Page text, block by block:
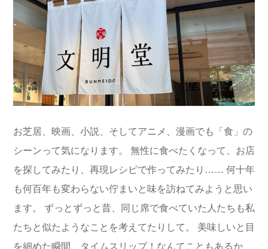
お芝居、映画、小説、そしてアニメ、漫画でも「食」の
シーンって気になります。
無性に食べたくなって、お店
を探してみたり、再現レシピで作ってみたり…… 何十年
も何百年も変わらない佇まいと味を訪ねてみようと思い
ます。
ずっとずっと昔、同じ席で食べていた人たちも私
たちと似たようなことを考えてたりして 。
美味しいと目
を細めた瞬間、タイムスリップ！なんてこともあるか